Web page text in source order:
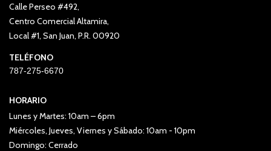
Calle Perseo #492,
Centro Comercial Altamira,
Local #1, San Juan, P.R. 00920
TELÉFONO
787-275-6670
HORARIO
Lunes y Martes: 10am – 6pm
Miércoles, Jueves, Viernes y Sábado: 10am - 10pm
Domingo: Cerrado